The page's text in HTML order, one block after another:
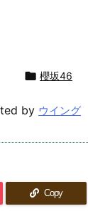
 櫻坂46
by ウイング
Copy